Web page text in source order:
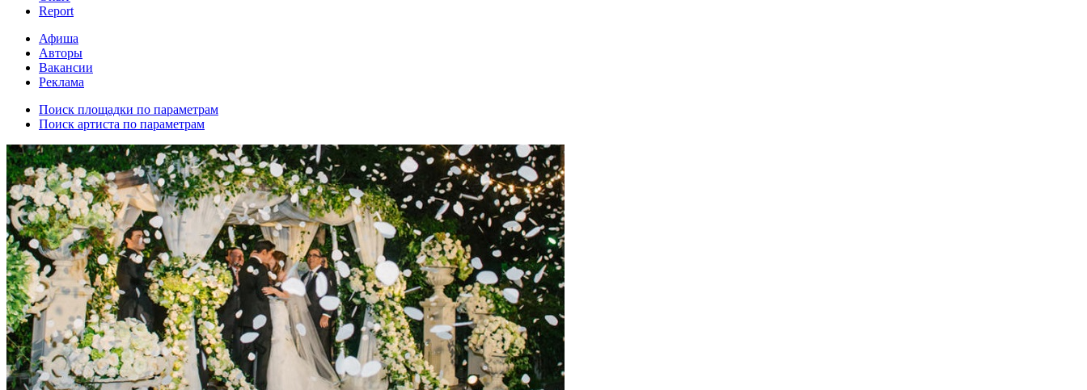
Report
Афиша
Авторы
Вакансии
Реклама
Поиск площадки по параметрам
Поиск артиста по параметрам